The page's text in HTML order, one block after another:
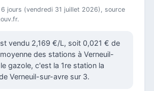
jours (vendredi 31 juillet 2026), source
vendu 2,169 €/L, soit 0,021 € de
des stations à Verneuil-
gazole, c'est la 1re station la
Verneuil-sur-avre sur 3.